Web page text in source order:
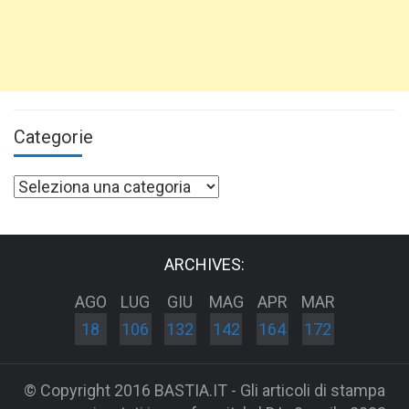
Categorie
Categorie
ARCHIVES:
AGO
18
LUG
106
GIU
132
MAG
142
APR
164
MAR
172
© Copyright 2016 BASTIA.IT - Gli articoli di stampa